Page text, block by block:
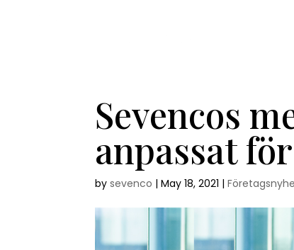
Sevencos
anpassat
bysevenco |May 18, 2021 |